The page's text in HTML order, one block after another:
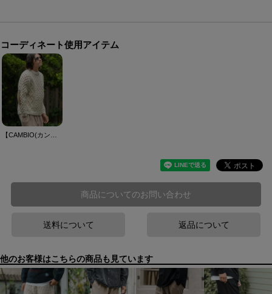
コーディネート使用アイテム
商品についてのお問い合わせ
送料について 返品について
他のお客様はこちらの商品も見ています